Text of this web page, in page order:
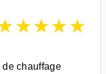
★★★★
de chauffage